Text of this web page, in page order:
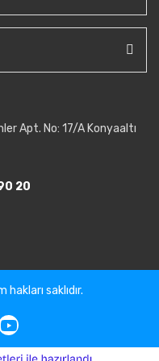
Apt. No: 17/A Konyaaltı
20
saklıdır.